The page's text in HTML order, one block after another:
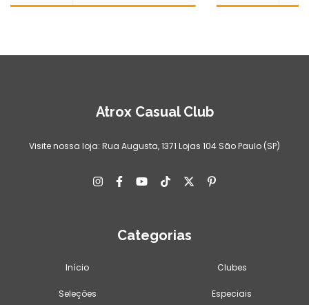
Atrox Casual Club
Visite nossa loja: Rua Augusta, 1371 Lojas 104 São Paulo (SP)
Categorias
Início Clubes
Seleções Especiais